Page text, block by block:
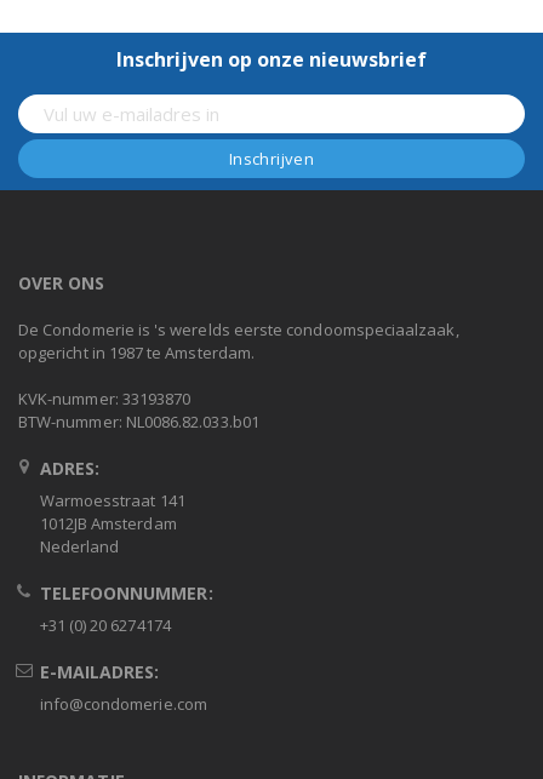
Inschrijven op onze nieuwsbrief
OVER ONS
De Condomerie is 's werelds eerste condoomspeciaalzaak,
opgericht in 1987 te Amsterdam.
KVK-nummer: 33193870
BTW-nummer: NL0086.82.033.b01
ADRES:
Warmoesstraat 141
1012JB Amsterdam
Nederland
TELEFOONNUMMER:
+31 (0) 20 6274174
E-MAILADRES:
info@condomerie.com